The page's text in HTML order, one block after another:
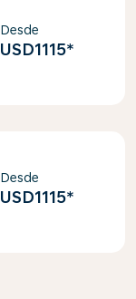
Desde
USD1115*
Desde
USD1115*